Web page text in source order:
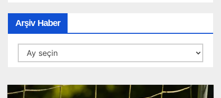
Arşiv Haber
Arşiv
Haber